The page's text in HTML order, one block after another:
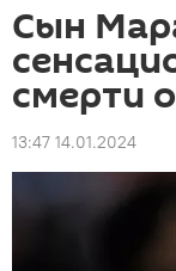
Сын
смерти
13:47 14.01.2024